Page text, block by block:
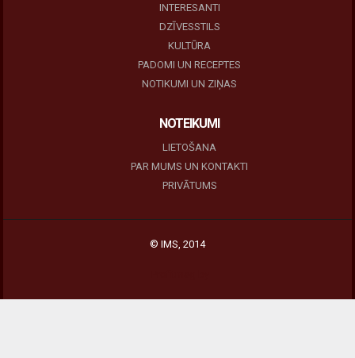
INTERESANTI
DZĪVESSTILS
KULTŪRA
PADOMI UN RECEPTES
NOTIKUMI UN ZIŅAS
NOTEIKUMI
LIETOŠANA
PAR MUMS UN KONTAKTI
PRIVĀTUMS
© IMS, 2014